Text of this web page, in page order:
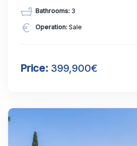
Bathrooms: 3
Operation: Sale
Price: 399,900€